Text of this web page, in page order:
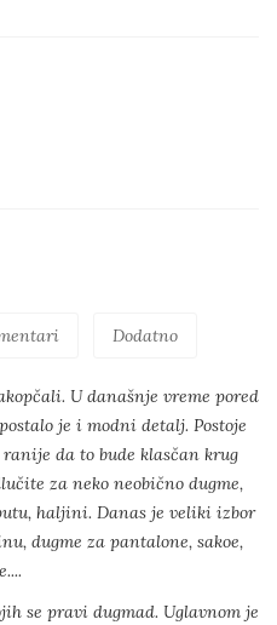
Dodatno
U današnje vreme pored
je i modni detalj. Postoje
da to bude klasčan krug
za neko neobično dugme,
haljini. Danas je veliki izbor
dugme za pantalone, sakoe,
se pravi dugmad. Uglavnom je